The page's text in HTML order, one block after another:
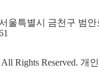
울특별시 금천구 범
Rights Reserved. 개